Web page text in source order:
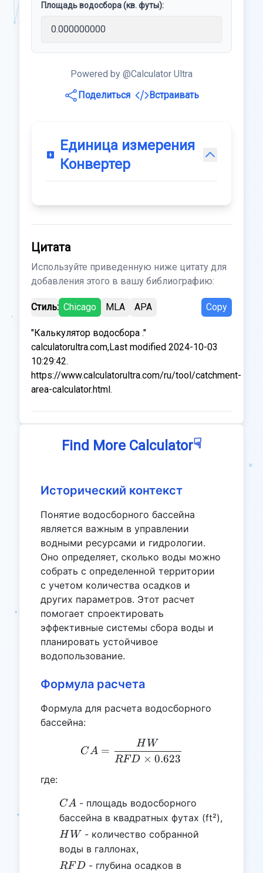
Площадь водосбора (кв. футы):
Powered by @Calculator Ultra
Поделиться
Встраивать
Единица измерения
Конвертер
Цитата
Используйте приведенную ниже цитату для
добавления этого в вашу библиографию:
Стиль: Chicago MLA APA Copy
"Калькулятор водосбора ."
calculatorultra.com,Last modified 2024-10-03
10:29:42.
https://www.calculatorultra.com/ru/tool/catchment-
area-calculator.html.
Find More Calculator☟
Исторический контекст
Понятие водосборного бассейна
является важным в управлении
водными ресурсами и гидрологии.
Оно определяет, сколько воды можно
собрать с определенной территории
с учетом количества осадков и
других параметров. Этот расчет
помогает спроектировать
эффективные системы сбора воды и
планировать устойчивое
водопользование.
Формула расчета
Формула для расчета водосборного
бассейна:
CA = \frac{HW}{RFD
CA =
RFD × 0.623
H W
где:
CA
CA - площадь водосборного
бассейна в квадратных футах (ft²),
HW
H W - количество собранной
воды в галлонах,
RFD
RF D - глубина осадков в